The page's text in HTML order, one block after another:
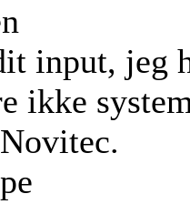
input, jeg
ikke